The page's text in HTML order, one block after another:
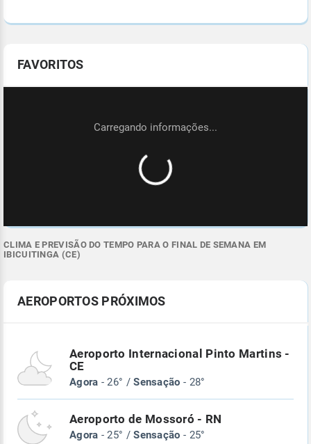
FAVORITOS
CLIMA E PREVISÃO DO TEMPO PARA O FINAL DE SEMANA EM
IBICUITINGA (CE)
AEROPORTOS PRÓXIMOS
Aeroporto Internacional Pinto Martins -
CE
Agora - 26° /Sensação - 28°
Aeroporto de Mossoró - RN
Agora - 25° /Sensação - 25°